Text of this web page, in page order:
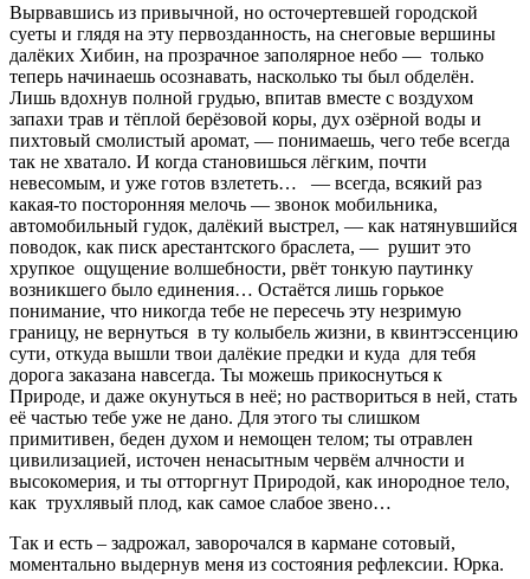
Вырвавшись из привычной, но осточертевшей городской
суеты и глядя на эту первозданность, на снеговые вершины
далёких Хибин, на прозрачное заполярное небо — только
теперь начинаешь осознавать, насколько ты был обделён.
Лишь вдохнув полной грудью, впитав вместе с воздухом
запахи трав и тёплой берёзовой коры, дух озёрной воды и
пихтовый смолистый аромат, — понимаешь, чего тебе всегда
так не хватало. И когда становишься лёгким, почти
невесомым, и уже готов взлететь… — всегда, всякий раз
какая-то посторонняя мелочь — звонок мобильника,
автомобильный гудок, далёкий выстрел, — как натянувшийся
поводок, как писк арестантского браслета, — рушит это
хрупкое ощущение волшебности, рвёт тонкую паутинку
возникшего было единения… Остаётся лишь горькое
понимание, что никогда тебе не пересечь эту незримую
границу, не вернуться в ту колыбель жизни, в квинтэссенцию
сути, откуда вышли твои далёкие предки и куда для тебя
дорога заказана навсегда. Ты можешь прикоснуться к
Природе, и даже окунуться в неё; но раствориться в ней, стать
её частью тебе уже не дано. Для этого ты слишком
примитивен, беден духом и немощен телом; ты отравлен
цивилизацией, источен ненасытным червём алчности и
высокомерия, и ты отторгнут Природой, как инородное тело,
как трухлявый плод, как самое слабое звено…
Так и есть – задрожал, заворочался в кармане сотовый,
моментально выдернув меня из состояния рефлексии. Юрка.